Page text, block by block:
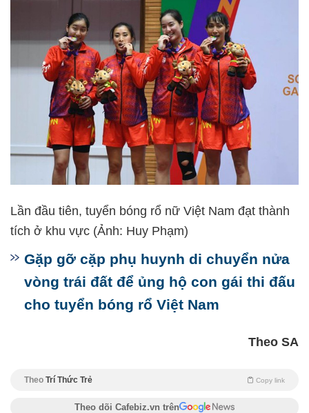
Lần đầu tiên, tuyển bóng rổ nữ Việt Nam đạt thành
tích ở khu vực (Ảnh: Huy Phạm)
Gặp gỡ cặp phụ huynh di chuyển nửa
vòng trái đất để ủng hộ con gái thi đấu
cho tuyển bóng rổ Việt Nam
Theo SA
Theo Trí Thức Trẻ Copy link
Theo dõi Cafebiz.vn trên